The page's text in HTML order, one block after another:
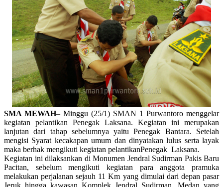
SMA MEWAH– Minggu (25/1) SMAN 1 Purwantoro menggelar
kegiatan pelantikan Penegak Laksana. Kegiatan ini merupakan
lanjutan dari tahap sebelumnya yaitu Penegak Bantara. Setelah
mengisi Syarat kecakapan umum dan dinyatakan lulus serta layak
maka berhak mengikuti kegiatan pelantikanPenegak Laksana.
Kegiatan ini dilaksankan di Monumen Jendral Sudirman Pakis Baru
Pacitan, sebelum mengikuti kegiatan para anggota pramuka
melakukan perjalanan sejauh 11 Km yang dimulai dari depan pasar
Jeruk hingga kawasan Komplek Jendral Sudirman. Medan yang